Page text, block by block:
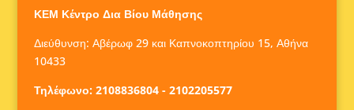
ΚΕΜ Κέντρο Δια Βίου Μάθησης
Διεύθυνση: Αβέρωφ 29 και Καπνοκοπτηρίου 15, Αθήνα
10433
Τηλέφωνο: 2108836804 - 2102205577